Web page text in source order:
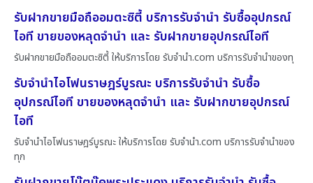
รับฝากขายมือถืออมตะซิตี้ บริการรับจำนำ รับซื้ออุปกรณ์
ไอที ขายของหลุดจำนำ และ รับฝากขายอุปกรณ์ไอที
รับฝากขายมือถืออมตะซิตี้ ให้บริการโดย รับจํานํา.com บริการรับจำนำของทุ
รับจำนำไอโฟนราษฎร์บูรณะ บริการรับจำนำ รับซื้อ
อุปกรณ์ไอที ขายของหลุดจำนำ และ รับฝากขายอุปกรณ์
ไอที
รับจำนำไอโฟนราษฎร์บูรณะ ให้บริการโดย รับจํานํา.com บริการรับจำนำของ
ทุก